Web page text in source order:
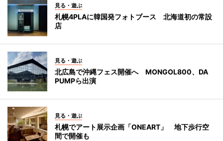
見る・遊ぶ
札幌4PLAに韓国発フォトブース 北海道初の常設
店
見る・遊ぶ
北広島で沖縄フェス開催へ MONGOL800、DA
PUMPら出演
見る・遊ぶ
札幌でアート展示企画「ONEART」 地下歩行空
間で開催も